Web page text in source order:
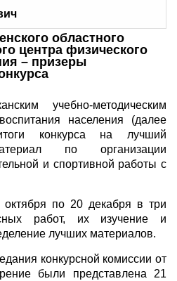
областного
центра физического
– призеры
учебно-методическим
населения (далее
конкурса на лучший
по организации
и спортивной работы с
октября по 20 декабря в три
работ, их изучение и
лучших материалов.
конкурсной комиссии от
были представлена 21